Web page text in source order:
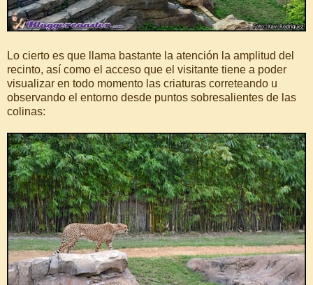
Lo cierto es que llama bastante la atención la amplitud del
recinto, así como el acceso que el visitante tiene a poder
visualizar en todo momento las criaturas correteando u
observando el entorno desde puntos sobresalientes de las
colinas: